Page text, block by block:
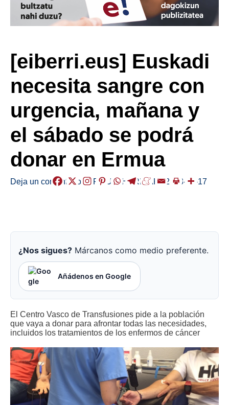
[eiberri.eus] Euskadi
necesita sangre con
urgencia, mañana y
el sábado se podrá
donar en Ermua
Deja un comentario /ERMUA, HERRIAK/2018-01-17
¿Nos sigues? Márcanos como medio preferente.
Añádenos en Google
El Centro Vasco de Transfusiones pide a la población
que vaya a donar para afrontar todas las necesidades,
incluidos los tratamientos de los enfermos de cáncer